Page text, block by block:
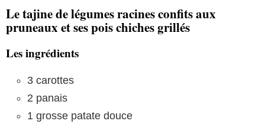
Le tajine de légumes racines confits aux
pruneaux et ses pois chiches grillés
Les ingrédients
3 carottes
2 panais
1 grosse patate douce